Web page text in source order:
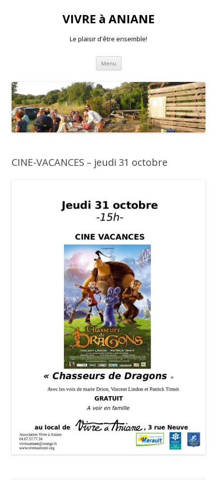
VIVRE à ANIANE
Le plaisir d'être ensemble!
Menu Aller
contenu
CINE-VACANCES – jeudi 31 octobre